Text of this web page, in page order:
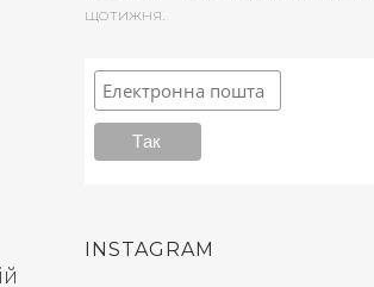
щотижня.
INSTAGRAM